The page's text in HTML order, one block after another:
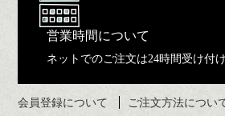
営業時間について
ネットでのご注文は24時間受け付
会員登録について
ご注文方法につい